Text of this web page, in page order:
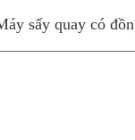
sấy quay có